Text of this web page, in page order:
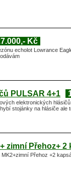
Kč
echolot Lowrance
PULSAR 4+1
elektronických
stojánky na hlásiče ale
zimní Přehoz+
Přehoz +2